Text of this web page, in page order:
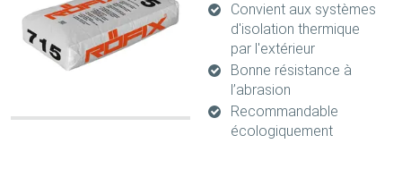
Convient aux systèmes
d'isolation thermique
par l'extérieur
Bonne résistance à
l’abrasion
Recommandable
écologiquement